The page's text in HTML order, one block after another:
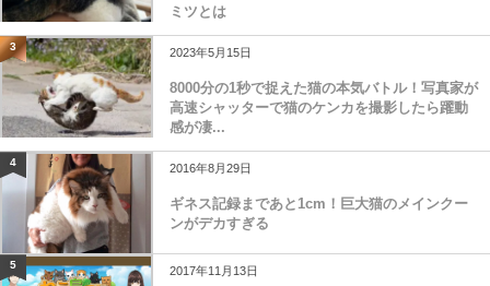
ミツとは
3 2023年5月15日
8000分の1秒で捉えた猫の本気バトル！写真家が
高速シャッターで猫のケンカを撮影したら躍動
感が凄...
4 2016年8月29日
ギネス記録まであと1cm！巨大猫のメインクー
ンがデカすぎる
5 2017年11月13日